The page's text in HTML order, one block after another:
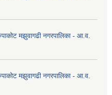
मझुवागढी नगरपालिका - आ.व.
मझुवागढी नगरपालिका - आ.व.